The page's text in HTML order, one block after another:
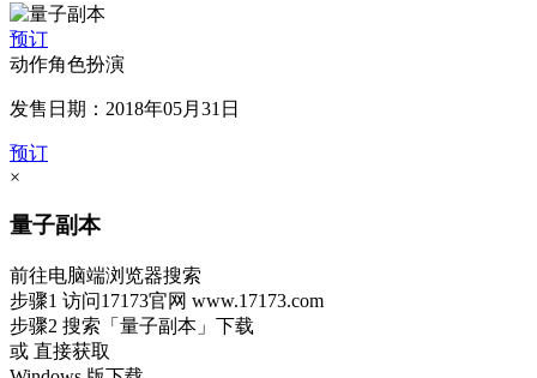
预订
动作角色扮演
发售日期：2018年05月31日
预订
×
量子副本
前往电脑端浏览器搜索
步骤1 访问17173官网 www.17173.com
步骤2 搜索 「量子副本」 下载
或 直接获取